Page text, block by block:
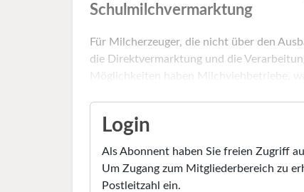
Schulmilchvermarktung
Für Milcherzeuger, die nicht über den
die Direktvermarktung und die
Möglichkeiten haben Milchviehbetriebe,
Login
Als Abonnent haben Sie freien Zugriff
Um Zugang zum Mitgliederbereich zu
Postleitzahl ein.